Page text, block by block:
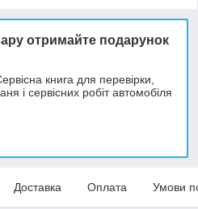
отримайте подарунок
книга для перевірки,
і сервісних робіт автомобіля
Доставка Оплата Умови